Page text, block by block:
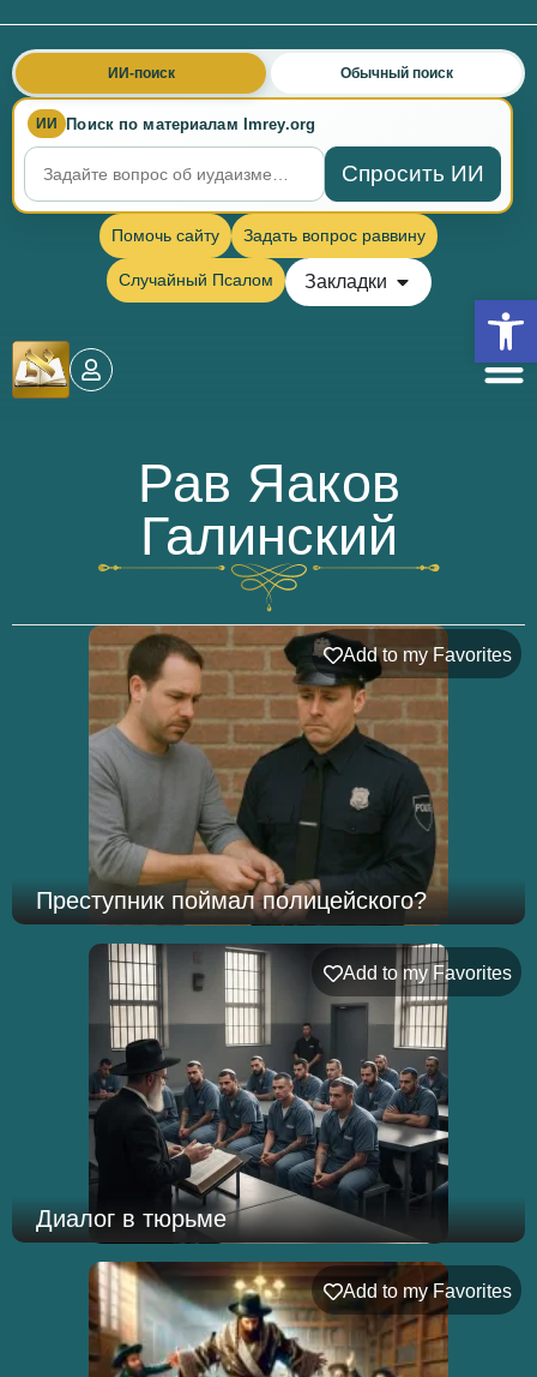
ИИ Поиск по материалам Imrey.org
Спросить ИИ
ИИ-поиск Обычный поиск
Помочь сайту Задать вопрос раввину
Случайный Псалом Закладки
Рав Яаков
Галинский
Add to my Favorites
Преступник поймал полицейского?
Add to my Favorites
Диалог в тюрьме
Add to my Favorites